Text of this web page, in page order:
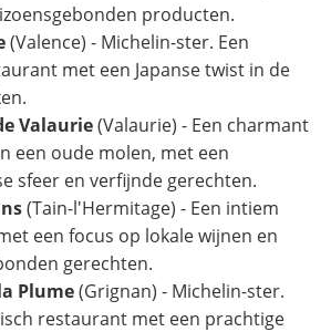
producten.
(Valence) - Michelin-ster. Een
met een Japanse twist in de
Valaurie(Valaurie) - Een charmant
een oude molen, met een
sfeer en verfijnde gerechten.
(Tain-l'Hermitage) - Een intiem
een focus op lokale wijnen en
gerechten.
Plume(Grignan) - Michelin-ster.
restaurant met een prachtige